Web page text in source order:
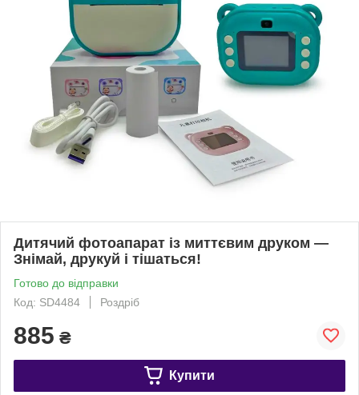
Дитячий фотоапарат із миттєвим друком —
Знімай, друкуй і тішаться!
Готово до відправки
Код: SD4484
Роздріб
885 ₴
Купити